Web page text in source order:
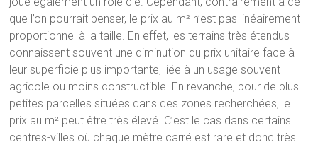
que l’on pourrait penser, le prix au m² n’est pas linéairement
proportionnel à la taille. En effet, les terrains très étendus
connaissent souvent une diminution du prix unitaire face à
leur superficie plus importante, liée à un usage souvent
agricole ou moins constructible. En revanche, pour de plus
petites parcelles situées dans des zones recherchées, le
prix au m² peut être très élevé. C’est le cas dans certains
centres-villes où chaque mètre carré est rare et donc très